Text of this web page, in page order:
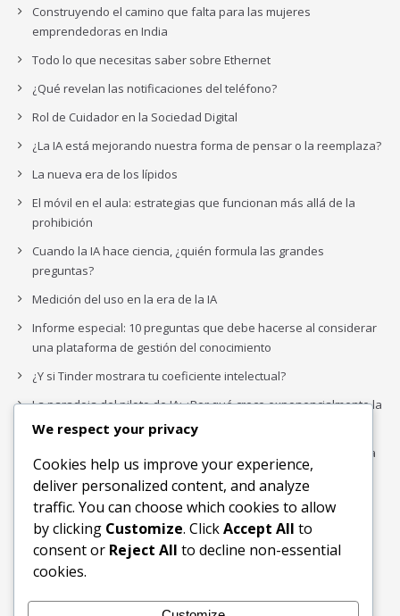
Construyendo el camino que falta para las mujeres
emprendedoras en India
Todo lo que necesitas saber sobre Ethernet
¿Qué revelan las notificaciones del teléfono?
Rol de Cuidador en la Sociedad Digital
¿La IA está mejorando nuestra forma de pensar o la reemplaza?
La nueva era de los lípidos
El móvil en el aula: estrategias que funcionan más allá de la
prohibición
Cuando la IA hace ciencia, ¿quién formula las grandes
preguntas?
Medición del uso en la era de la IA
Informe especial: 10 preguntas que debe hacerse al considerar
una plataforma de gestión del conocimiento
¿Y si Tinder mostrara tu coeficiente intelectual?
La paradoja del piloto de IA: ¿Por qué crece exponencialmente la
complejidad de la IA empresarial?
Los organigramas de marketing se crearon para los canales. La
IA acaba de dejarlos obsoletos.
Buscar
Buscar
We respect your privacy
Cookies help us improve your experience,
deliver personalized content, and analyze
traffic. You can choose which cookies to allow
by clicking Customize. ClickAccept All to
consent or Reject All to decline non-essential
cookies.